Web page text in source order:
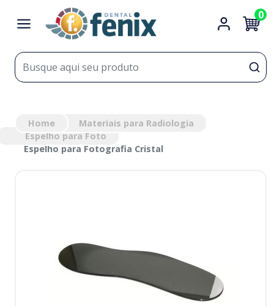
0
Home
Materiais para Radiologia
Espelho para Foto
Espelho para Fotografia Cristal